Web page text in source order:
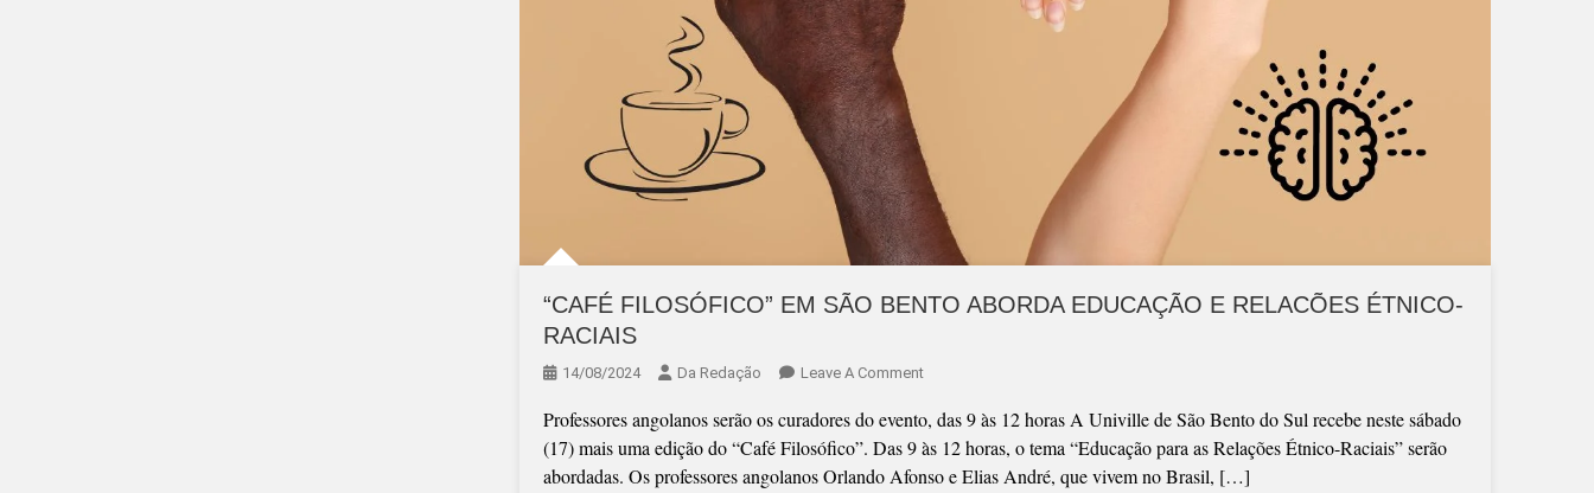
“CAFÉ FILOSÓFICO” EM SÃO BENTO ABORDA EDUCAÇÃO E RELACÕES ÉTNICO-
RACIAIS
14/08/2024 Da Redação Leave A CommentOn
FILOSÓFICO”
EM
SÃO
Professores angolanos serão os curadores do evento, das 9 às 12 horas A Univille de São Bento do Sul recebe neste sábado
(17) mais uma edição do “Café Filosófico”. Das 9 às 12 horas, o tema “Educação para as Relações Étnico-Raciais” serão
abordadas. Os professores angolanos Orlando Afonso e Elias André, que vivem no Brasil, […]